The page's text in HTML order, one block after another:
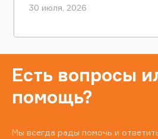
30 июля, 2026
Есть вопросы
помощь?
Мы всегда рады помочь и